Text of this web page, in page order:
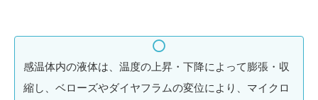
感温体内の液体は、温度の上昇・下降によって膨張・収
縮し、ベローズやダイヤフラムの変位により、マイクロ